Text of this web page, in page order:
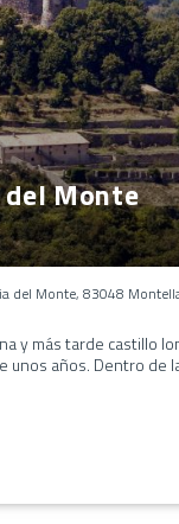
Monte
del Monte, 83048
y más tarde castillo
unos años. Dentro de